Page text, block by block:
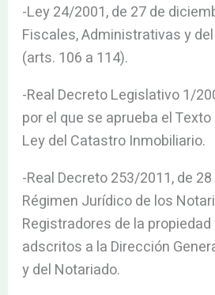
-Ley 24/2001, de 27 de
Fiscales, Administrativas y
(arts. 106 a 114).
-Real Decreto Legislativo 1/
por el que se aprueba el
Ley del Catastro Inmobiliario.
-Real Decreto 253/2011, de
Régimen Jurídico de los
Registradores de la
adscritos a la Dirección
y del Notariado.